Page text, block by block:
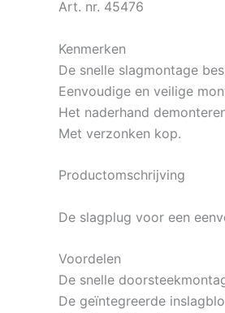
Art. nr. 45476
Kenmerken
De snelle slagmontage
Eenvoudige en veilige
Het naderhand
Met verzonken kop.
Productomschrijving
De slagplug voor een
Voordelen
De snelle
De geïntegreerde